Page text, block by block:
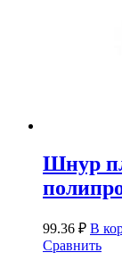
Шнур
99.36 ₽ В
Сравнить